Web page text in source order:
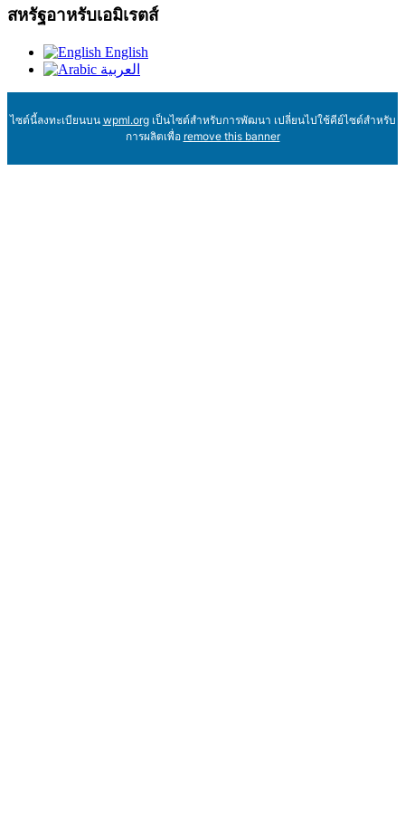
สหรัฐอาหรับเอมิเรตส์
English
العربية
ไซต์นี้ลงทะเบียนบน wpml.orgเป็นไซต์สำหรับการพัฒนา เปลี่ยนไปใช้คีย์ไซต์สำหรับ
การผลิตเพื่อ remove this banner